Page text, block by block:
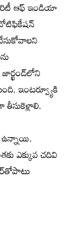
ఆఫ్‌ ఇండియా
ఇంటర్వ్యూకి
తీసుకెళ్లాలి.
ఉన్నాయి.
ఎక్కువ చదివి